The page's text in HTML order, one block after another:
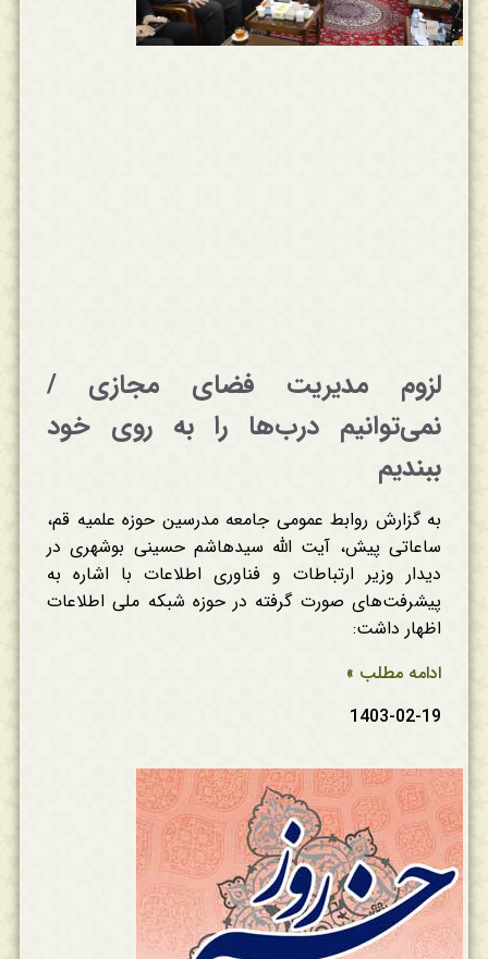
لزوم مدیریت فضای مجازی /
نمی‌توانیم درب‌ها را به روی خود
ببندیم
به گزارش روابط عمومی جامعه مدرسین حوزه علمیه قم،
ساعاتی پیش، آیت الله سیدهاشم حسینی بوشهری در
دیدار وزیر ارتباطات و فناوری اطلاعات با اشاره به
پیشرفت‌های صورت گرفته در حوزه شبکه ملی اطلاعات
اظهار داشت:
ادامه مطلب »
1403-02-19